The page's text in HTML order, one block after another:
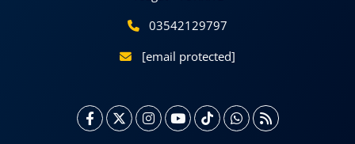
03542129797
[email protected]